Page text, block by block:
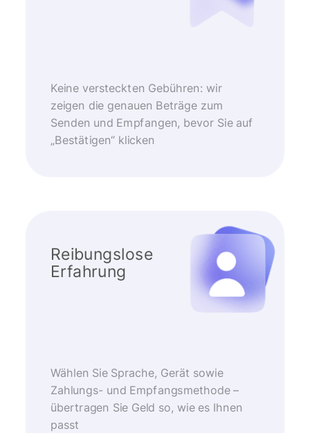
Keine versteckten Gebühren: wir
zeigen die genauen Beträge zum
Senden und Empfangen, bevor Sie auf
„Bestätigen“ klicken
Reibungslose
Erfahrung
Wählen Sie Sprache, Gerät sowie
Zahlungs- und Empfangsmethode –
übertragen Sie Geld so, wie es Ihnen
passt